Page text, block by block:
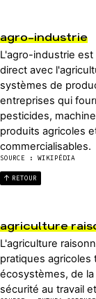
agro-industrie
L'agro-industrie
direct avec
systèmes de
entreprises qui
pesticides,
produits agricoles
commercialisables.
SOURCE : WIKIPÉDIA
RETOUR
agriculture
L'agriculture
pratiques
écosystèmes, de
sécurité au travail